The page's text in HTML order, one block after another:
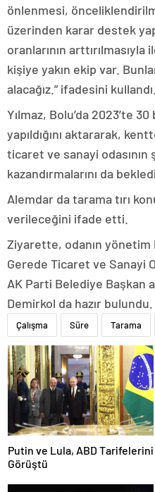
önlenmesi,
üzerinden karar destek
oranlarının arttırılmasıyla
kişiye yakın ekip var.
alacağız.” ifadesini kullandı.
Yılmaz, Bolu’da 2023’te
yapıldığını aktararak,
ticaret ve sanayi odasının
kazandırmalarını da
Alemdar da tarama tırı
verileceğini ifade etti.
Ziyarette, odanın
Gerede Ticaret ve Sanayi
AK Parti Belediye Başkan
Demirkol da hazır bulundu.
Çalışma Süre Tarama
Putin ve Lula, ABD Tarifelerini
Görüştü